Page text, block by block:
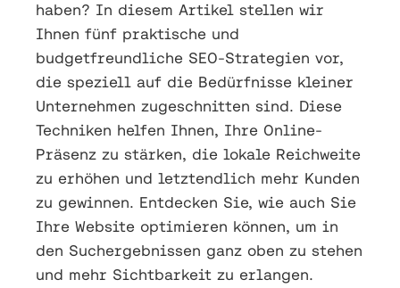
haben? In diesem Artikel stellen wir
Ihnen fünf praktische und
budgetfreundliche SEO-Strategien vor,
die speziell auf die Bedürfnisse kleiner
Unternehmen zugeschnitten sind. Diese
Techniken helfen Ihnen, Ihre Online-
Präsenz zu stärken, die lokale Reichweite
zu erhöhen und letztendlich mehr Kunden
zu gewinnen. Entdecken Sie, wie auch Sie
Ihre Website optimieren können, um in
den Suchergebnissen ganz oben zu stehen
und mehr Sichtbarkeit zu erlangen.